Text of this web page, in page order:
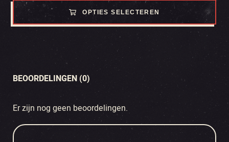
tot
€ 30.00
OPTIES SELECTEREN
BEOORDELINGEN (0)
Er zijn nog geen beoordelingen.